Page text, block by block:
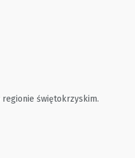
świętokrzyskim.